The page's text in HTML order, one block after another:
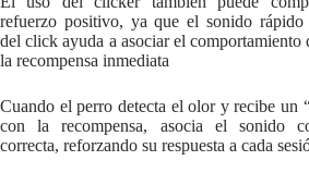
refuerzo positivo, ya que el sonido
del click ayuda a asociar el comportamiento
la recompensa inmediata
Cuando el perro detecta el olor y recibe un
con la recompensa, asocia el sonido
correcta, reforzando su respuesta a cada